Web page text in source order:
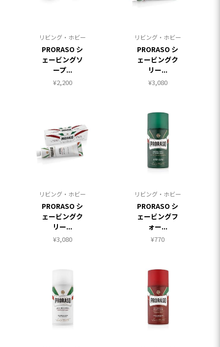
リビング・ホビー
PRORASO シ
ェービングソ
ープ...
¥2,200
リビング・ホビー
PRORASO シ
ェービングク
リー...
¥3,080
リビング・ホビー
PRORASO シ
ェービングク
リー...
¥3,080
リビング・ホビー
PRORASO シ
ェービングフ
ォー...
¥770